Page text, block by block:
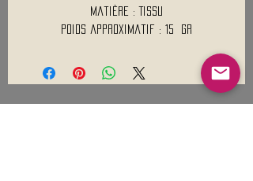
Matière : Tissu
Poids approximatif : 15 Gr